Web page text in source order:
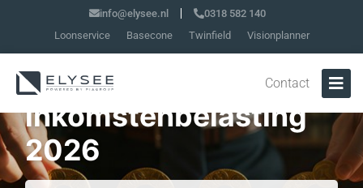
info@elysee.nl
0318 582 140
Loonservice
Basecone Twinfield Visionplanner
Contact
Tarieven,
heffingskortingen en
bedragen
inkomstenbelasting
2026